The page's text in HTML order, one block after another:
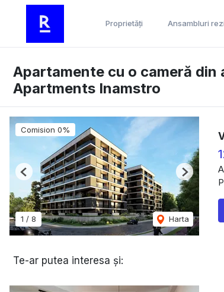
Proprietăți Ansambluri
Apartamente cu o cameră
Apartments Inamstro
Comision 0%
1 / 8 Harta
Previous Next
Te-ar putea interesa și: